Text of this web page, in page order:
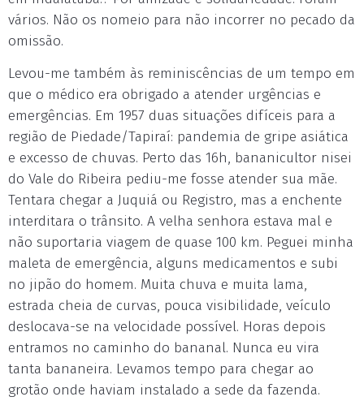
vários. Não os nomeio para não incorrer no pecado da
omissão.
Levou-me também às reminiscências de um tempo em
que o médico era obrigado a atender urgências e
emergências. Em 1957 duas situações difíceis para a
região de Piedade/Tapiraí: pandemia de gripe asiática
e excesso de chuvas. Perto das 16h, bananicultor nisei
do Vale do Ribeira pediu-me fosse atender sua mãe.
Tentara chegar a Juquiá ou Registro, mas a enchente
interditara o trânsito. A velha senhora estava mal e
não suportaria viagem de quase 100 km. Peguei minha
maleta de emergência, alguns medicamentos e subi
no jipão do homem. Muita chuva e muita lama,
estrada cheia de curvas, pouca visibilidade, veículo
deslocava-se na velocidade possível. Horas depois
entramos no caminho do bananal. Nunca eu vira
tanta bananeira. Levamos tempo para chegar ao
grotão onde haviam instalado a sede da fazenda.